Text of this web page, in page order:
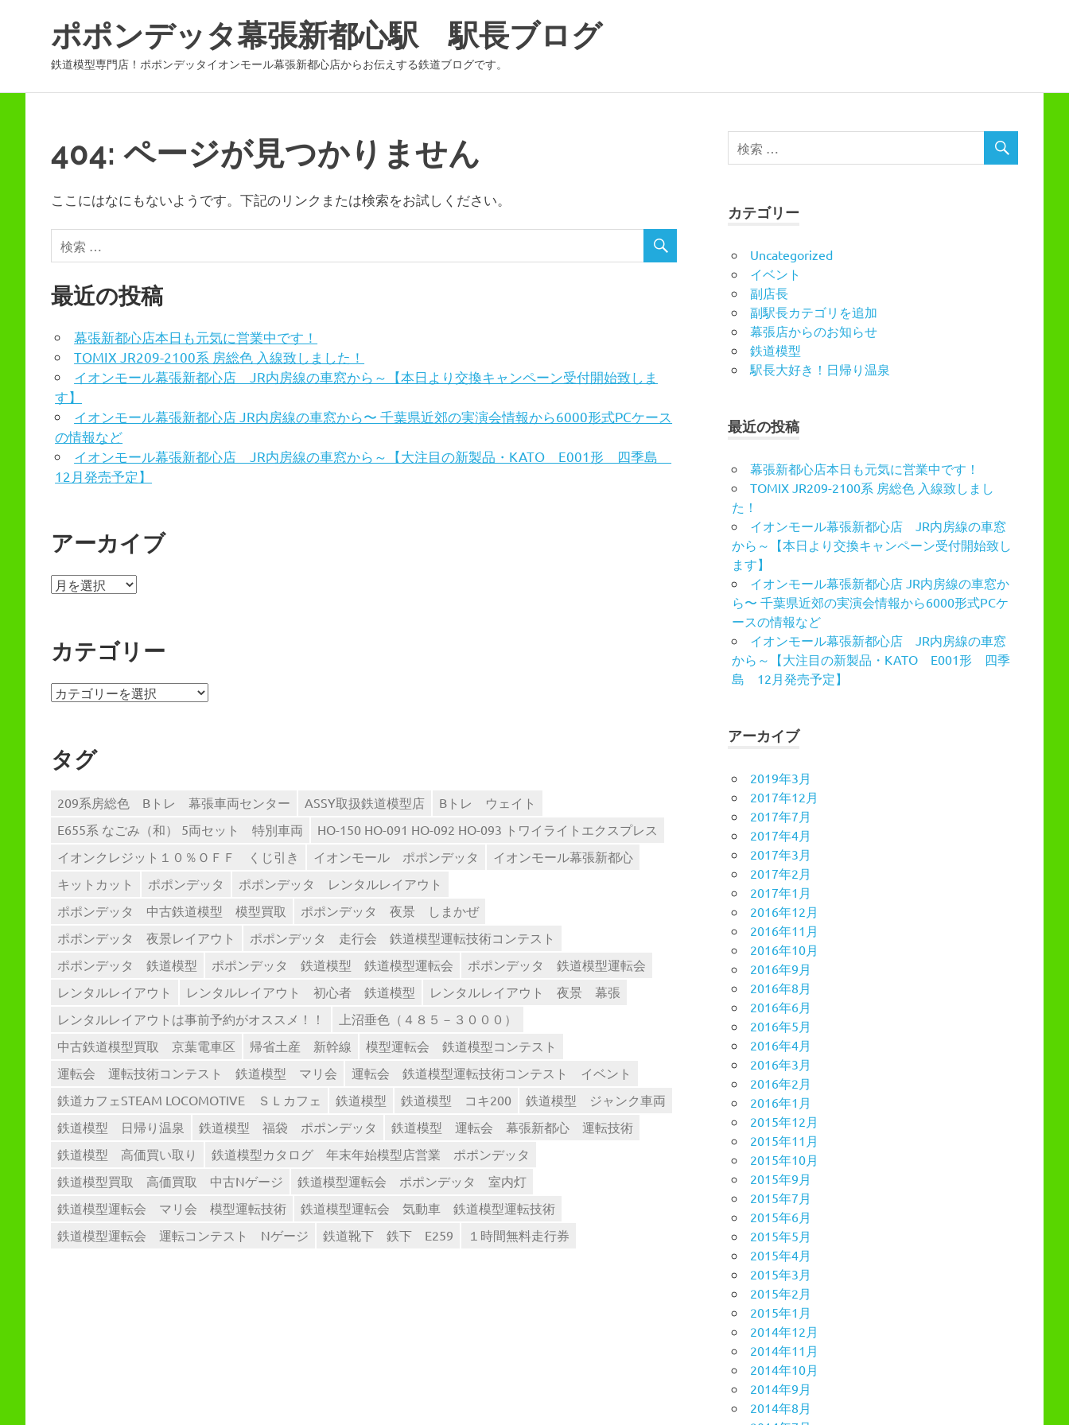
ポポンデッタ幕張新都心駅 駅長ブログ
鉄道模型専門店！ポポンデッタイオンモール幕張新都心店からお伝えする鉄道ブログです。
404: ページが見つかりません
ここにはなにもないようです。下記のリンクまたは検索をお試しください。
最近の投稿
幕張新都心店本日も元気に営業中です！
TOMIX JR209-2100系 房総色 入線致しました！
イオンモール幕張新都心店 JR内房線の車窓から～【本日より交換キャンペーン受付開始致しま
す】
イオンモール幕張新都心店 JR内房線の車窓から〜 千葉県近郊の実演会情報から6000形式PCケース
の情報など
イオンモール幕張新都心店 JR内房線の車窓から～【大注目の新製品・KATO E001形 四季島
12月発売予定】
アーカイブ
ア
イ
ブ
カテゴリー
カ
リ
ー
タグ
209系房総色 Bトレ 幕張車両センター ASSY取扱鉄道模型店
Bトレ ウェイト
E655系 なごみ（和） 5両セット 特別車両
HO-150 HO-091 HO-092 HO-093 トワイライトエクスプレス
イオンクレジット１０％ＯＦＦ くじ引き
イオンモール ポポンデッタ
イオンモール幕張新都心
キットカット
ポポンデッタ
ポポンデッタ レンタルレイアウト
ポポンデッタ 中古鉄道模型 模型買取
ポポンデッタ 夜景 しまかぜ
ポポンデッタ 夜景レイアウト
ポポンデッタ 走行会 鉄道模型運転技術コンテスト
ポポンデッタ 鉄道模型
ポポンデッタ 鉄道模型 鉄道模型運転会
ポポンデッタ 鉄道模型運転会
レンタルレイアウト
レンタルレイアウト 初心者 鉄道模型
レンタルレイアウト 夜景 幕張
レンタルレイアウトは事前予約がオススメ！！
上沼垂色（４８５－３０００）
中古鉄道模型買取 京葉電車区
帰省土産 新幹線
模型運転会 鉄道模型コンテスト
運転会 運転技術コンテスト 鉄道模型 マリ会
運転会 鉄道模型運転技術コンテスト イベント
鉄道カフェSTEAM LOCOMOTIVE ＳＬカフェ
鉄道模型 鉄道模型 コキ200
鉄道模型 ジャンク車両
鉄道模型 日帰り温泉
鉄道模型 福袋 ポポンデッタ
鉄道模型 運転会 幕張新都心 運転技術
鉄道模型 高価買い取り
鉄道模型カタログ 年末年始模型店営業 ポポンデッタ
鉄道模型買取 高価買取 中古Nゲージ
鉄道模型運転会 ポポンデッタ 室内灯
鉄道模型運転会 マリ会 模型運転技術
鉄道模型運転会 気動車 鉄道模型運転技術
鉄道模型運転会 運転コンテスト Nゲージ
鉄道靴下 鉄下 E259 １時間無料走行券
カテゴリー
Uncategorized
イベント
副店長
副駅長カテゴリを追加
幕張店からのお知らせ
鉄道模型
駅長大好き！日帰り温泉
最近の投稿
幕張新都心店本日も元気に営業中です！
TOMIX JR209-2100系 房総色 入線致しまし
た！
イオンモール幕張新都心店 JR内房線の車窓
から～【本日より交換キャンペーン受付開始致し
ます】
イオンモール幕張新都心店 JR内房線の車窓か
ら〜 千葉県近郊の実演会情報から6000形式PCケ
ースの情報など
イオンモール幕張新都心店 JR内房線の車窓
から～【大注目の新製品・KATO E001形 四季
島 12月発売予定】
アーカイブ
2019年3月
2017年12月
2017年7月
2017年4月
2017年3月
2017年2月
2017年1月
2016年12月
2016年11月
2016年10月
2016年9月
2016年8月
2016年6月
2016年5月
2016年4月
2016年3月
2016年2月
2016年1月
2015年12月
2015年11月
2015年10月
2015年9月
2015年7月
2015年6月
2015年5月
2015年4月
2015年3月
2015年2月
2015年1月
2014年12月
2014年11月
2014年10月
2014年9月
2014年8月